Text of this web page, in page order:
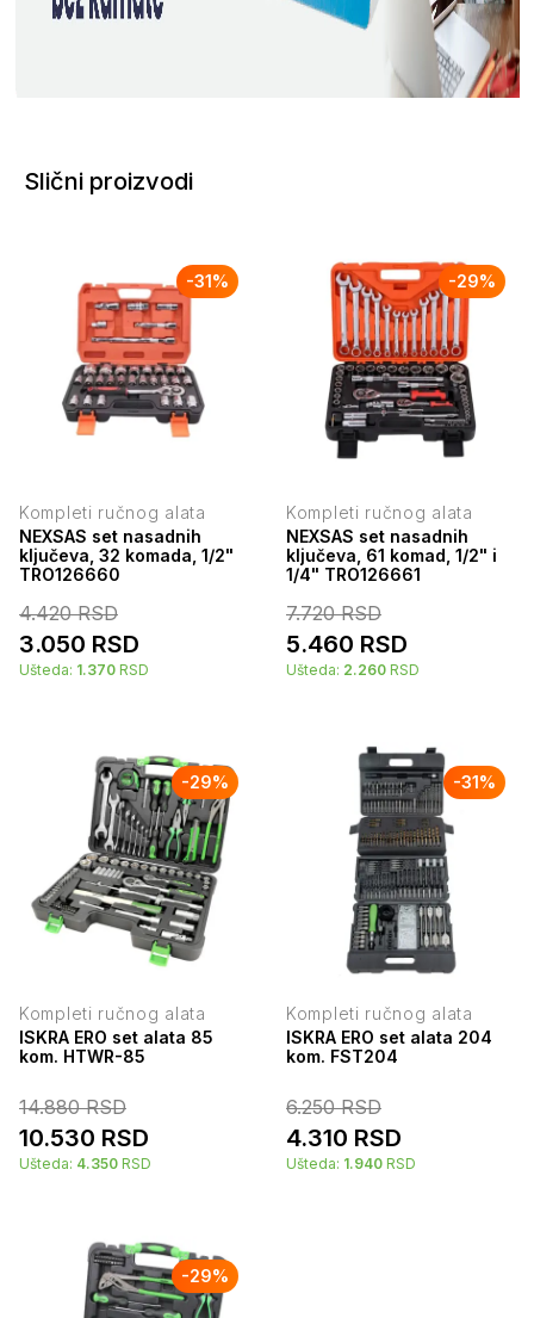
Slični proizvodi
-31%
Kompleti ručnog alata
NEXSAS set nasadnih
ključeva, 32 komada, 1/2"
TRO126660
4.420RSD
3.050 RSD
Ušteda: 1.370 RSD
-29%
Kompleti ručnog alata
NEXSAS set nasadnih
ključeva, 61 komad, 1/2" i
1/4" TRO126661
7.720RSD
5.460 RSD
Ušteda: 2.260 RSD
-29%
Kompleti ručnog alata
ISKRA ERO set alata 85
kom. HTWR-85
14.880RSD
10.530 RSD
Ušteda: 4.350 RSD
-31%
Kompleti ručnog alata
ISKRA ERO set alata 204
kom. FST204
6.250RSD
4.310 RSD
Ušteda: 1.940 RSD
-29%